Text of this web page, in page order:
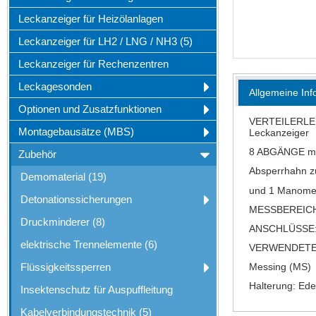
Leckanzeiger für Heizölanlagen
Leckanzeiger für LH2 / LNG / NH3 (5)
Leckanzeiger für Rechenzentren
Leckagesonden
Optionen und Zusatzfunktionen
Montagebausätze (MBS)
Zubehör
Demomaterial (19)
Detonationssicherungen
Druckminderer (8)
elektrische Trennelemente (6)
Flüssigkeitssperren
Insektenschutz für Auspuffleitung
Kabelverbindungstechnik (5)
Allgemeine
Leckanzeiger
8 ABGÄNGE
Absperrhahn
und 1
Messing (MS)
Halterung: